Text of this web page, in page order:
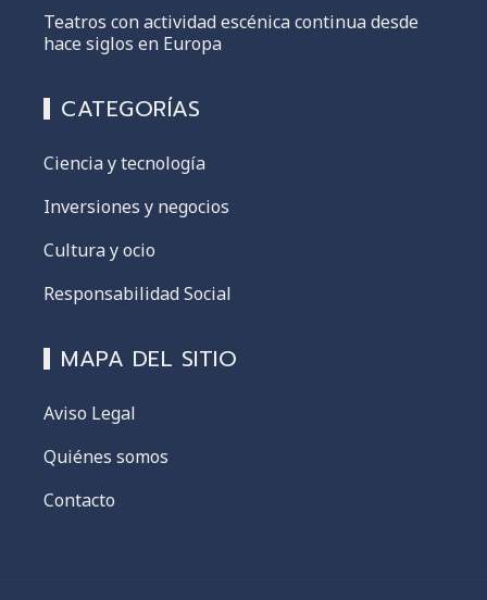
Teatros con actividad escénica continua desde
hace siglos en Europa
CATEGORÍAS
Ciencia y tecnología
Inversiones y negocios
Cultura y ocio
Responsabilidad Social
MAPA DEL SITIO
Aviso Legal
Quiénes somos
Contacto